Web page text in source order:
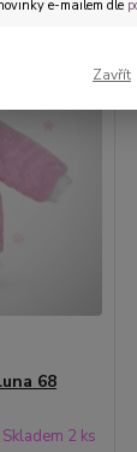
68
Skladem 2 ks
e-mailem dle
Zavřít